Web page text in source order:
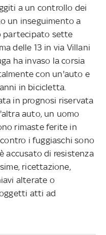
a un controllo dei
un inseguimento a
partecipato sette
delle 13 in via Villani
ha invaso la corsia
con un'auto e
in bicicletta.
in prognosi riservata
auto, un uomo
rimaste ferite in
i fuggiaschi sono
accusato di resistenza
ricettazione,
alterate o
atti ad